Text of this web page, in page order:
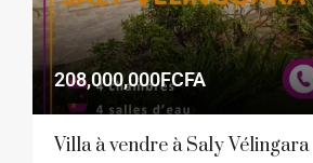
208,000,000FCFA
Villa à vendre à Saly Vélingara